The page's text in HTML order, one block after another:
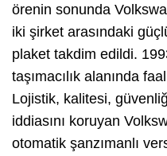
örenin sonunda
iki şirket arasındaki
plaket takdim edildi.
taşımacılık alanında
Lojistik, kalitesi,
iddiasını koruyan
otomatik şanzımanlı